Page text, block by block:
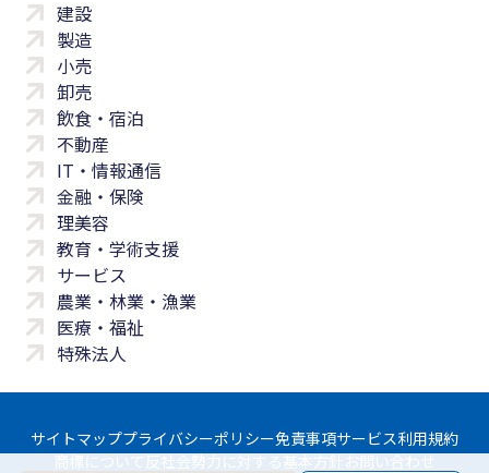
建設
製造
小売
卸売
飲食・宿泊
不動産
IT・情報通信
金融・保険
理美容
教育・学術支援
サービス
農業・林業・漁業
医療・福祉
特殊法人
サイトマッププライバシーポリシー免責事項サービス利用規約
商標について 反社会勢力に対する基本方針 お問い合わせ